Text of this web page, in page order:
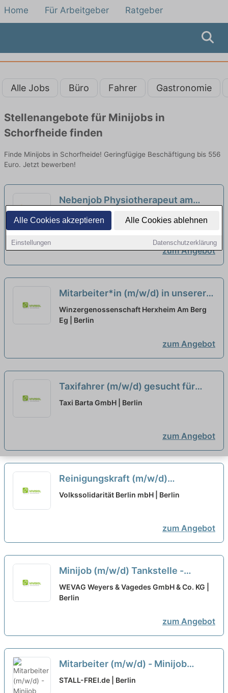
Alle Cookies akzeptieren Alle Cookies ablehnen
Einstellungen Datenschutzerklärung
Home Für Arbeitgeber Ratgeber
Alle Jobs Büro Fahrer Gastronomie
Stellenangebote für Minijobs in
Schorfheide finden
Finde Minijobs in Schorfheide! Geringfügige Beschäftigung bis 556
Euro. Jetzt bewerben!
Nebenjob Physiotherapeut am
Wochenende (m/w/d)
Krankenhaus Barmherzige Brüder München
| Berlin
zum Angebot
Mitarbeiter*in (m/w/d) in unserer
Vinothek an Wochenenden und
Feiertagen auf Minijob-Basis
Winzergenossenschaft Herxheim Am Berg
Eg | Berlin
zum Angebot
Taxifahrer (m/w/d) gesucht für
Stadt und Landkreis Landshut
Taxi Barta GmbH | Berlin
zum Angebot
Reinigungskraft (m/w/d)
Wochenende - Berlin Minijob
Volkssolidarität Berlin mbH | Berlin
zum Angebot
Minijob (m/w/d) Tankstelle -
Wochenendkraft gesucht!
WEVAG Weyers & Vagedes GmbH & Co. KG |
Berlin
zum Angebot
Mitarbeiter (m/w/d) - Minijob
(vorrangig Wochenend
STALL-FREI.de | Berlin